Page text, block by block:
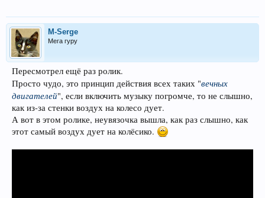
M-Serge
Мега гуру
Пересмотрел ещё раз ролик.
Просто чудо, это принцип действия всех таких "вечных
двигателей", если включить музыку погромче, то не слышно,
как из-за стенки воздух на колесо дует.
А вот в этом ролике, неувязочка вышла, как раз слышно, как
этот самый воздух дует на колёсико.